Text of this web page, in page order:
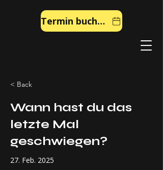
Termin buchen
< Back
Wann hast du das
letzte Mal
geschwiegen?
27. Feb. 2025